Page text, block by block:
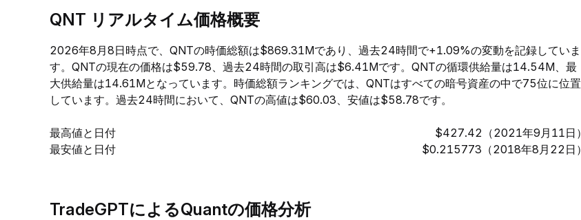
QNT リアルタイム価格概要
2026年8月8日時点で、QNTの時価総額は$869.31Mであり、過去24時間で+1.09%の変動を記録していま
す。QNTの現在の価格は$59.78、過去24時間の取引高は$6.41Mです。QNTの循環供給量は14.54M、最
大供給量は14.61Mとなっています。時価総額ランキングでは、QNTはすべての暗号資産の中で75位に位置
しています。過去24時間において、QNTの高値は$60.03、安値は$58.78です。
最高値と日付
$427.42（2021年9月11日）
最安値と日付
$0.215773（2018年8月22日）
TradeGPTによるQuantの価格分析